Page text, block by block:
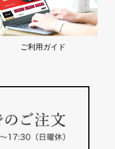
ご利用ガイド